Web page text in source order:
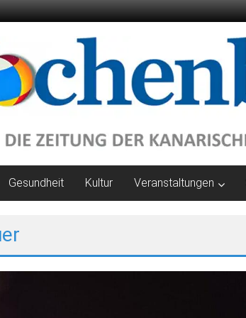
Gesundheit Kultur Veranstaltungen